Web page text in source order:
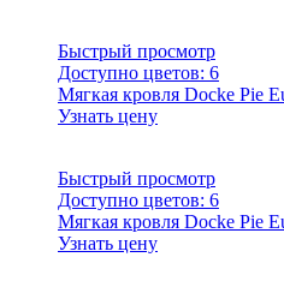
Быстрый просмотр
Доступно цветов: 6
Мягкая кровля Docke Pie
Узнать цену
Быстрый просмотр
Доступно цветов: 6
Мягкая кровля Docke Pie
Узнать цену